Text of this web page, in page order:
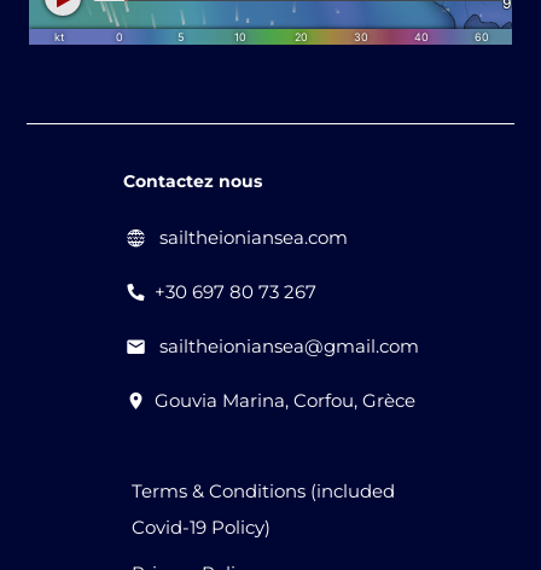
Contactez nous
sailtheioniansea.com
+30 697 80 73 267
sailtheioniansea@gmail.com
Gouvia Marina, Corfou, Grèce
Terms & Conditions (included
Covid-19 Policy)